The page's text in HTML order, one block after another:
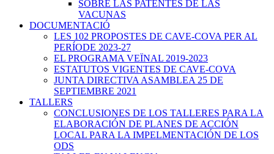
SOBRE LAS PATENTES DE LAS
VACUNAS
DOCUMENTACIÓ
LES 102 PROPOSTES DE CAVE-COVA PER AL
PERÍODE 2023-27
EL PROGRAMA VEÏNAL 2019-2023
ESTATUTOS VIGENTES DE CAVE-COVA
JUNTA DIRECTIVA ASAMBLEA 25 DE
SEPTIEMBRE 2021
TALLERS
CONCLUSIONES DE LOS TALLERES PARA LA
ELABORACIÓN DE PLANES DE ACCIÓN
LOCAL PARA LA IMPELMENTACIÓN DE LOS
ODS